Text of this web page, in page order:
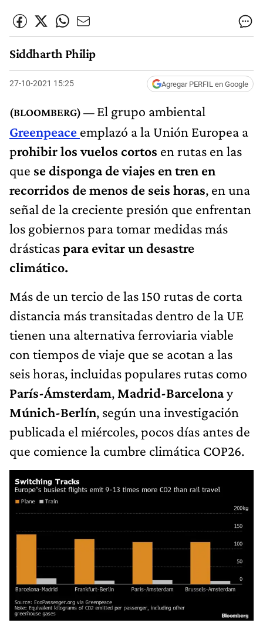
Siddharth Philip
27-10-2021 15:25 Agregar PERFIL en Google
El grupo ambiental
Greenpeace emplazó a la Unión Europea a
prohibir los vuelos cortos en rutas en las
que se disponga de viajes en tren en
recorridos de menos de seis horas, en una
señal de la creciente presión que enfrentan
los gobiernos para tomar medidas más
drásticaspara evitar un desastre
climático.
Más de un tercio de las 150 rutas de corta
distancia más transitadas dentro de la UE
tienen una alternativa ferroviaria viable
con tiempos de viaje que se acotan a las
seis horas, incluidas populares rutas como
París-Ámsterdam, Madrid-Barcelonay
Múnich-Berlín, según una investigación
publicada el miércoles, pocos días antes de
que comience la cumbre climática COP26.